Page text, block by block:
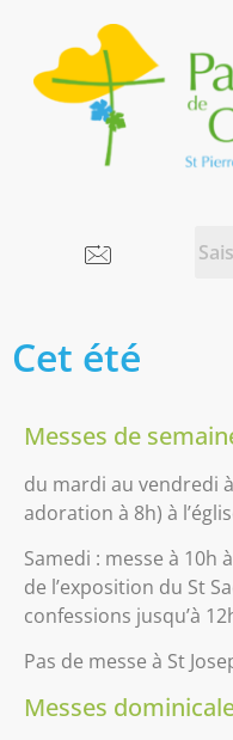
Cet été
Messes de
du mardi au vendredi
adoration à 8h) à
Samedi : messe à 10h
de l’exposition du St
confessions jusqu’à
Pas de messe à St
Messes